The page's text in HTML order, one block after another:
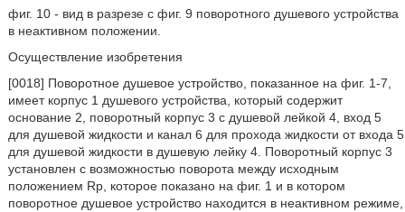
фиг. 10 - вид в разрезе с фиг. 9 поворотного душевого устройства
в неактивном положении.
Осуществление изобретения
[0018] Поворотное душевое устройство, показанное на фиг. 1-7,
имеет корпус 1 душевого устройства, который содержит
основание 2, поворотный корпус 3 с душевой лейкой 4, вход 5
для душевой жидкости и канал 6 для прохода жидкости от входа 5
для душевой жидкости в душевую лейку 4. Поворотный корпус 3
установлен с возможностью поворота между исходным
положением Rp, которое показано на фиг. 1 и в котором
поворотное душевое устройство находится в неактивном режиме,